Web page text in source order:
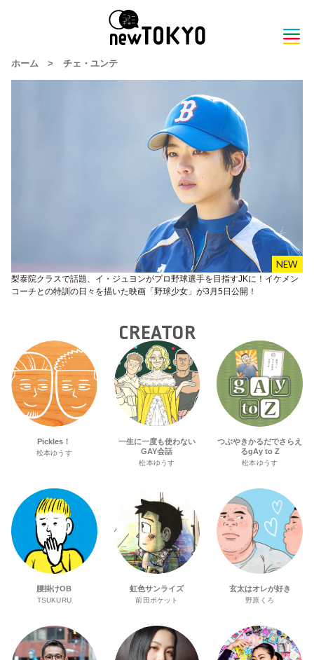
ホーム > チェ・ユンテ
梨泰院クラスで話題、イ・ジュヨンがプロ野球選手を目指すJKに！イケメン
コーチとの特訓の日々を描いた映画「野球少女」が3月5日公開！
CREATOR
Pickles！
松本ゆうす
一生に一度も使わない
GAY会話
松本ゆうす
つぶやきかるだでさらえ
るgAy to Z
松本ゆうす
腰掛けOB
TSUKURU
虹色サンライズ
前田ポケット
玄太はオレが好き
野原くろ